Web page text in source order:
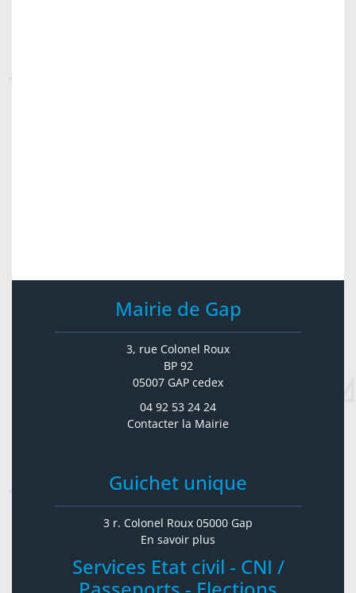
Mairie de Gap
3, rue Colonel Roux
BP 92
05007 GAP cedex
04 92 53 24 24
Contacter la Mairie
Guichet unique
3 r. Colonel Roux 05000 Gap
En savoir plus
Services Etat civil - CNI /